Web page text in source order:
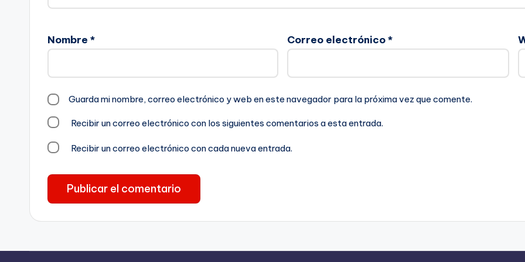
Nombre * Correo electrónico*
Guarda mi nombre, correo electrónico y web en este navegador para la próxima vez que comente.
Recibir un correo electrónico con los siguientes comentarios a esta entrada.
Recibir un correo electrónico con cada nueva entrada.